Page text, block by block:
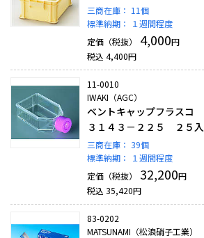
三商在庫： 11個
標準納期：
１週間程度
定価（税抜）
4,000円
税込 4,400円
11-0010
IWAKI（AGC）
ベントキャップフラスコ
３１４３－２２５ ２５入
三商在庫： 39個
標準納期：
１週間程度
定価（税抜）
32,200円
税込 35,420円
83-0202
MATSUNAMI（松浪硝子工業）